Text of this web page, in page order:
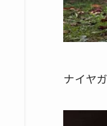
ナイヤ